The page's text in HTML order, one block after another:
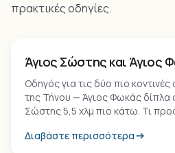
πρακτικές οδηγίες.
Άγιος Σώστης και Άγιος
Οδηγός για τις δύο πιο
της Τήνου — Άγιος Φωκάς δίπλα
Σώστης 5,5 χλμ πιο κάτω. Τι
Διαβάστε περισσότερα